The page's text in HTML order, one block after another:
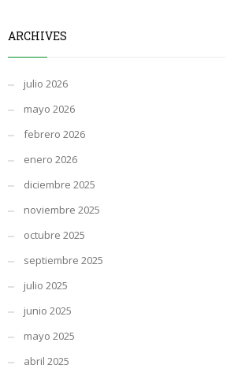
ARCHIVES
julio 2026
mayo 2026
febrero 2026
enero 2026
diciembre 2025
noviembre 2025
octubre 2025
septiembre 2025
julio 2025
junio 2025
mayo 2025
abril 2025